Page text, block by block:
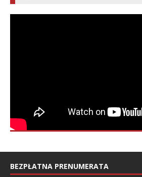
BEZPŁATNA PRENUMERATA